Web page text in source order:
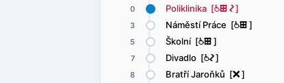
0 Poliklinika [@æó]
3 Náměstí Práce [@æ]
5 Školní [@æ]
7 Divadlo [@ó]
8 Bratří Jaroňků [ë]